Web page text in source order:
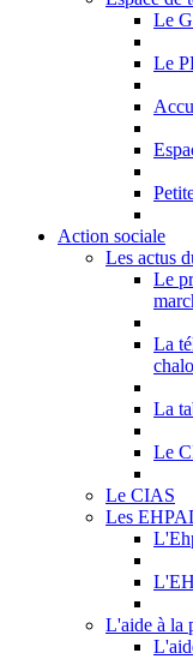
Le
Le
Action sociale
Les actus
Le
La
La
Le
Le CIAS
Les
L'aide à la